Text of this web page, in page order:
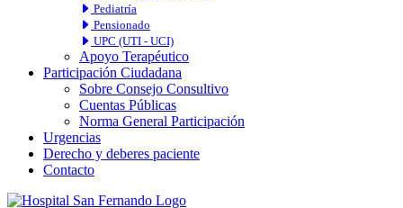
Pediatría
Pensionado
UPC (UTI - UCI)
Apoyo Terapéutico
Participación Ciudadana
Sobre Consejo Consultivo
Cuentas Públicas
Norma General Participación
Urgencias
Derecho y deberes paciente
Contacto